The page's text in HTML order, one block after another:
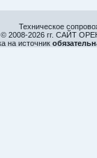
Техническое
© 2008-2026 гг. САЙТ
на источник